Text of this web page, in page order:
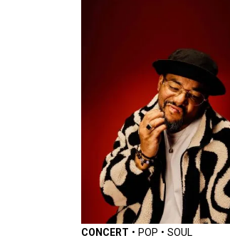
CONCERT • POP • SOUL